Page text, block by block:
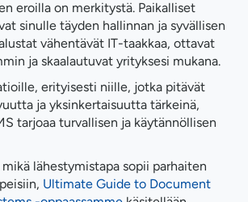
eroilla on merkitystä. Paikalliset
sinulle täyden hallinnan ja syvällisen
vähentävät IT-taakkaa, ottavat
ja skaalautuvat yrityksesi mukana.
erityisesti niille, jotka pitävät
ja yksinkertaisuutta tärkeinä,
tarjoaa turvallisen ja käytännöllisen
lähestymistapa sopii parhaiten
Ultimate Guide to Document